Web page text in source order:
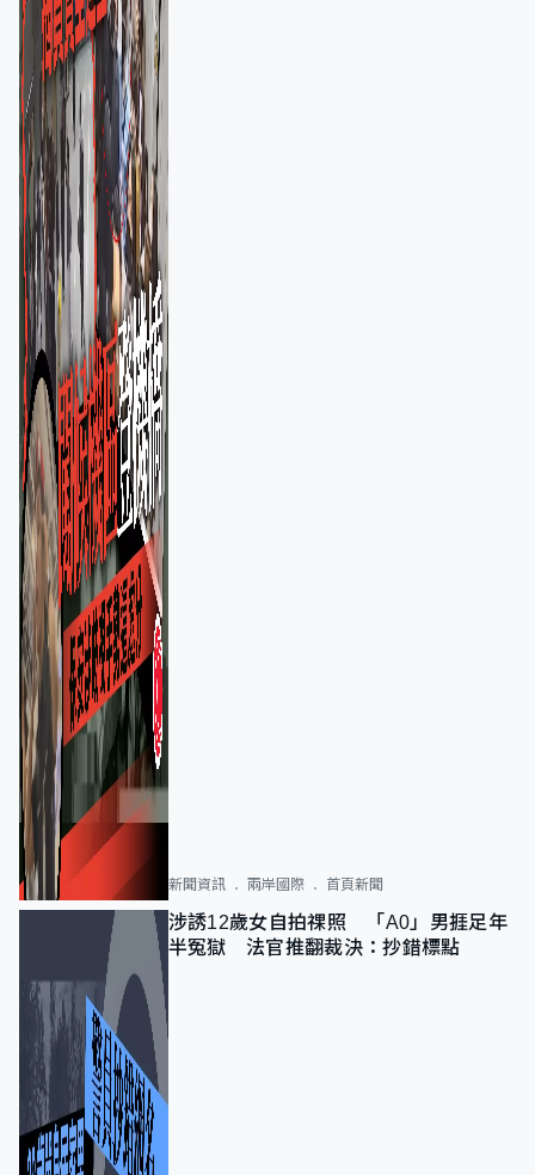
新聞資訊 兩岸國際 首頁新聞
涉誘12歲女自拍祼照 「A0」男捱足年
半冤獄 法官推翻裁決：抄錯標點